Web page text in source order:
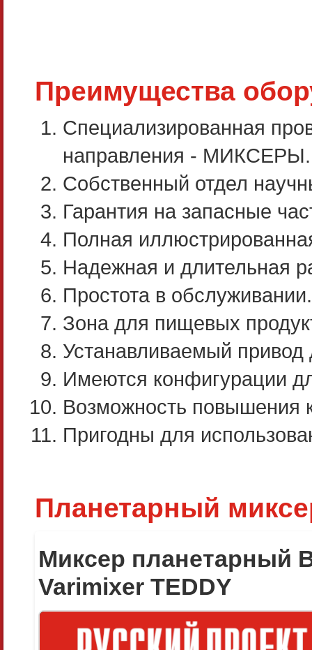
Преимущества
Специализированная
направления - МИКСЕРЫ.
Собственный отдел
Гарантия на запасные
Полная
Надежная и длительная
Простота в обслуживании.
Зона для пищевых
Устанавливаемый
Имеются конфигурации
Возможность повышения
Пригодны для
Планетарный
Миксер планетарный
Varimixer TEDDY